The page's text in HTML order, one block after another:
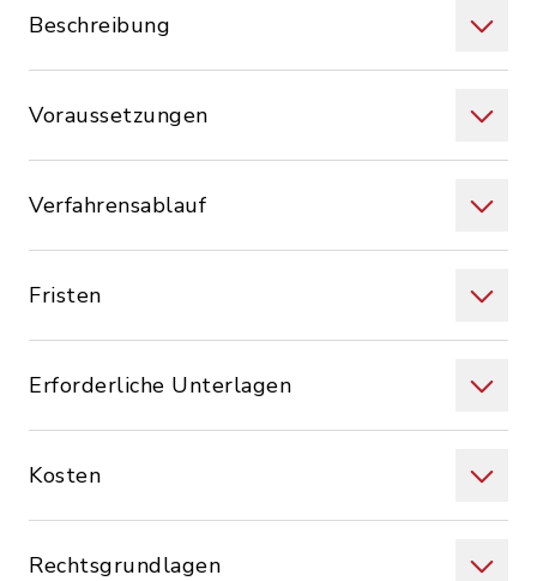
Beschreibung
Voraussetzungen
Verfahrensablauf
Fristen
Erforderliche Unterlagen
Kosten
Rechtsgrundlagen